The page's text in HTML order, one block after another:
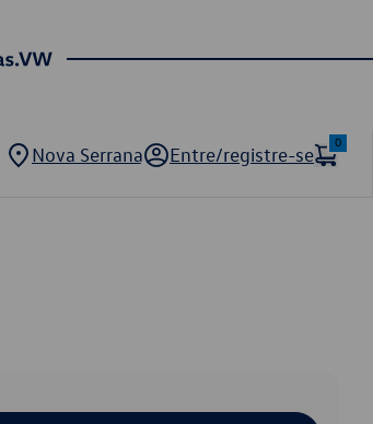
Nova Serrana Entre/registre-se
0